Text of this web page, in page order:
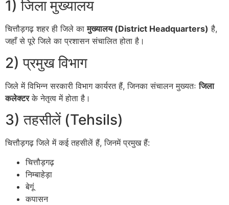
1) जिला मुख्यालय
चित्तौड़गढ़ शहर ही जिले कामुख्यालय (District Headquarters) है,
जहाँ से पूरे जिले का प्रशासन संचालित होता है।
2) प्रमुख विभाग
जिले में विभिन्न सरकारी विभाग कार्यरत हैं, जिनका संचालन मुख्यतःजिला
कलेक्टरके नेतृत्व में होता है।
3) तहसीलें (Tehsils)
चित्तौड़गढ़ जिले में कई तहसीलें हैं, जिनमें प्रमुख हैं:
चित्तौड़गढ़
निम्बाहेड़ा
बेगूं
कपासन